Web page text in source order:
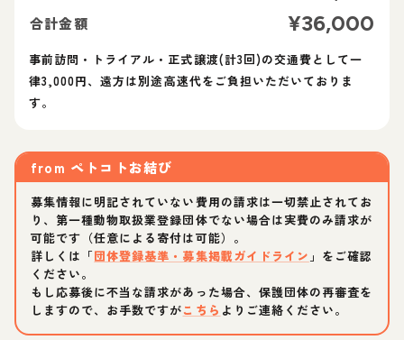
合計金額 ¥36,000
事前訪問・トライアル・正式譲渡(計3回)の交通費として一
律3,000円、遠方は別途高速代をご負担いただいておりま
す。
from ペトコトお結び
募集情報に明記されていない費用の請求は一切禁止されてお
り、第一種動物取扱業登録団体でない場合は実費のみ請求が
可能です（任意による寄付は可能）。
詳しくは「団体登録基準・募集掲載ガイドライン 」をご確認
ください。
もし応募後に不当な請求があった場合、保護団体の再審査を
しますので、お手数ですがこちら よりご連絡ください。